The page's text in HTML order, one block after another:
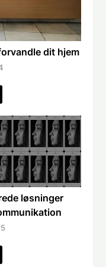
dit hjem
løsninger